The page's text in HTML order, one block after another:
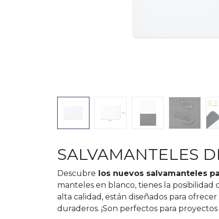
SALVAMANTELES
Descubre los nuevos salvamanteles
manteles en blanco, tienes la posibilidad
alta calidad, están diseñados para
duraderos. ¡Son perfectos para